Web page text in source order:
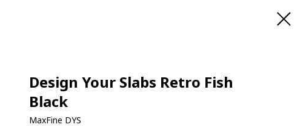
Design Your Slabs Retro Fish
Black
MaxFine DYS